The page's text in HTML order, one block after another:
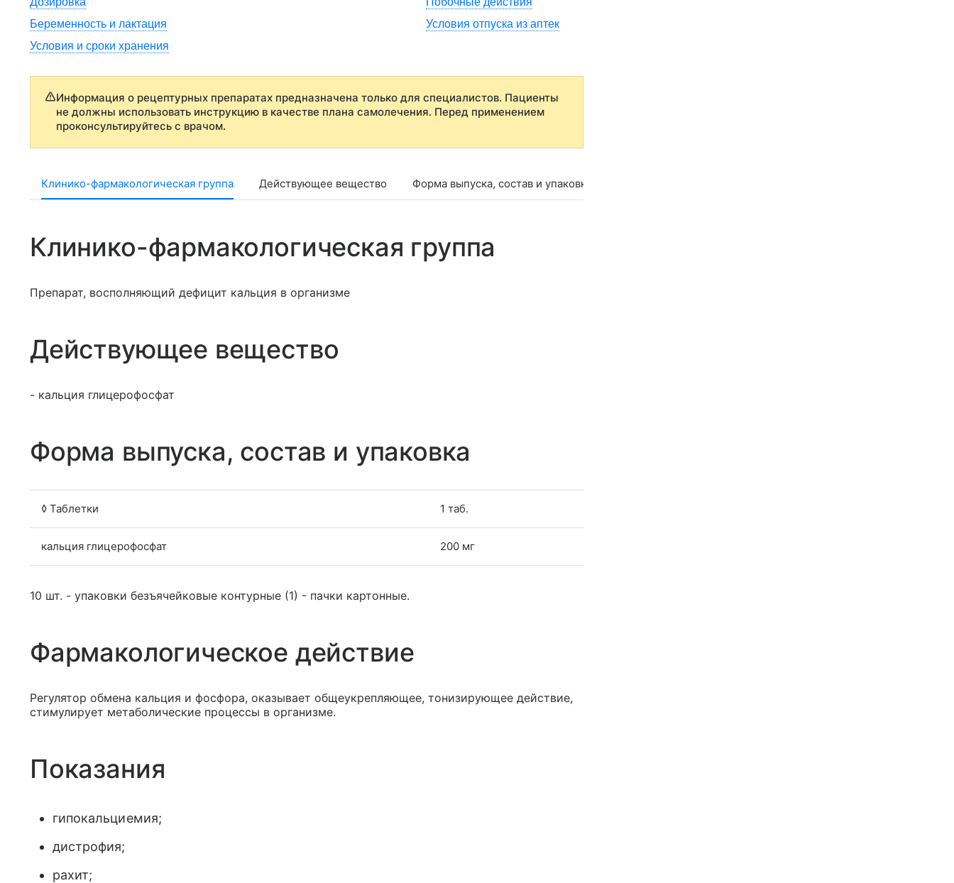
Беременность и лактация
Условия отпуска из аптек
Условия и сроки хранения
Информация о рецептурных препаратах предназначена только для специалистов. Пациенты
не должны использовать инструкцию в качестве плана самолечения. Перед применением
проконсультируйтесь с врачом.
Клинико-фармакологическая группа Действующее вещество Форма выпуска, состав и упаковка
Клинико-фармакологическая группа
Препарат, восполняющий дефицит кальция в организме
Действующее вещество
- кальция глицерофосфат
Форма выпуска, состав и упаковка
◊ Таблетки 1 таб.
кальция глицерофосфат 200 мг
10 шт. - упаковки безъячейковые контурные (1) - пачки картонные.
Фармакологическое действие
Регулятор обмена кальция и фосфора, оказывает общеукрепляющее, тонизирующее действие,
стимулирует метаболические процессы в организме.
Показания
гипокальциемия;
дистрофия;
рахит;